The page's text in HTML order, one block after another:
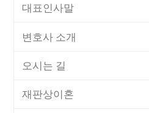
대표인사말
변호사 소개
오시는 길
재판상이혼